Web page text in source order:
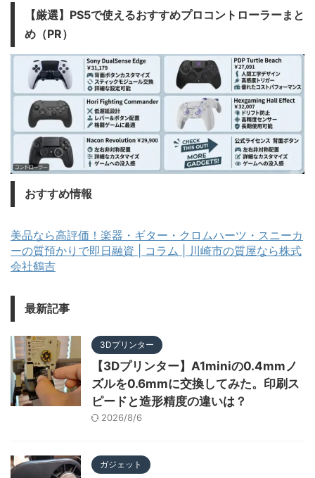
​【厳選】PS5で使えるおすすめプロコントローラーまと
め（PR）
おすすめ情報
美品なら高評価！楽器・ギター・クロムハーツ・スニーカ
ーの質預かりで即日融資 | コラム | 川崎市の質屋なら株式
会社鶴吉
最新記事
3Dプリンター
【3Dプリンター】A1miniの0.4mmノ
ズルを0.6mmに交換してみた。印刷ス
ピードと造形精度の違いは？
2026/8/6
ガジェット